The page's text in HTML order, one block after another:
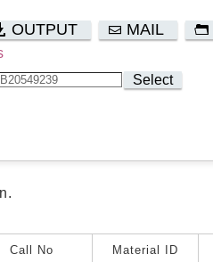
OUTPUT MAIL
Select
Call No Material ID